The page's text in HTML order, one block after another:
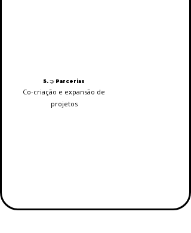
5. 🤝 Parcerias
Co-criação e expansão de
projetos